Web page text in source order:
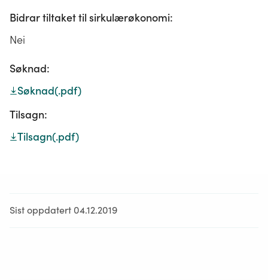
Bidrar tiltaket til sirkulærøkonomi:
Nei
Søknad:
Søknad(.pdf)
Tilsagn:
Tilsagn(.pdf)
Sist oppdatert 04.12.2019